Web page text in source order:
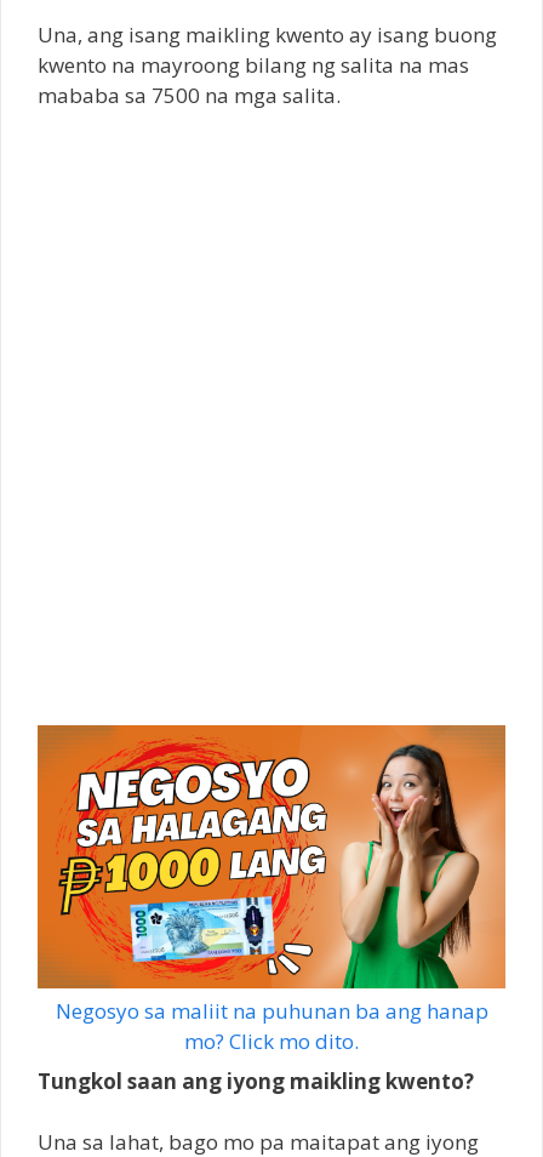
Una, ang isang maikling kwento ay isang buong
kwento na mayroong bilang ng salita na mas
mababa sa 7500 na mga salita.
Negosyo sa maliit na puhunan ba ang hanap
mo? Click mo dito.
Tungkol saan ang iyong maikling kwento?
Una sa lahat, bago mo pa maitapat ang iyong